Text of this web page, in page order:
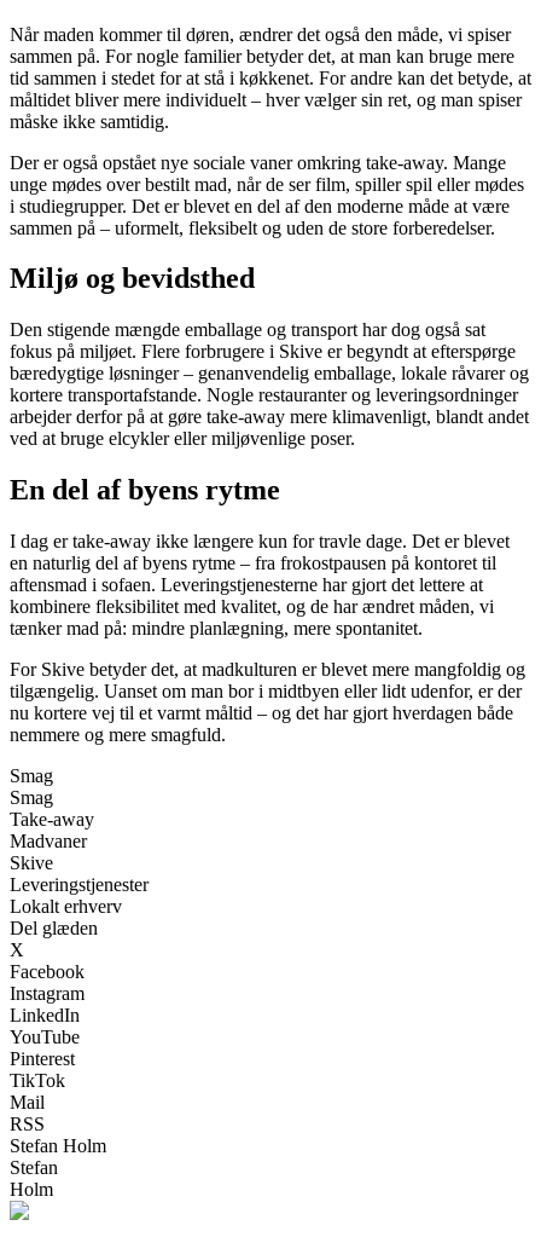
Når maden kommer til døren, ændrer det også den måde, vi spiser
sammen på. For nogle familier betyder det, at man kan bruge mere
tid sammen i stedet for at stå i køkkenet. For andre kan det betyde, at
måltidet bliver mere individuelt – hver vælger sin ret, og man spiser
måske ikke samtidig.
Der er også opstået nye sociale vaner omkring take-away. Mange
unge mødes over bestilt mad, når de ser film, spiller spil eller mødes
i studiegrupper. Det er blevet en del af den moderne måde at være
sammen på – uformelt, fleksibelt og uden de store forberedelser.
Miljø og bevidsthed
Den stigende mængde emballage og transport har dog også sat
fokus på miljøet. Flere forbrugere i Skive er begyndt at efterspørge
bæredygtige løsninger – genanvendelig emballage, lokale råvarer og
kortere transportafstande. Nogle restauranter og leveringsordninger
arbejder derfor på at gøre take-away mere klimavenligt, blandt andet
ved at bruge elcykler eller miljøvenlige poser.
En del af byens rytme
I dag er take-away ikke længere kun for travle dage. Det er blevet
en naturlig del af byens rytme – fra frokostpausen på kontoret til
aftensmad i sofaen. Leveringstjenesterne har gjort det lettere at
kombinere fleksibilitet med kvalitet, og de har ændret måden, vi
tænker mad på: mindre planlægning, mere spontanitet.
For Skive betyder det, at madkulturen er blevet mere mangfoldig og
tilgængelig. Uanset om man bor i midtbyen eller lidt udenfor, er der
nu kortere vej til et varmt måltid – og det har gjort hverdagen både
nemmere og mere smagfuld.
Smag
Smag
Take-away
Madvaner
Skive
Leveringstjenester
Lokalt erhverv
Del glæden
X
Facebook
Instagram
LinkedIn
YouTube
Pinterest
TikTok
Mail
RSS
Stefan Holm
Stefan
Holm